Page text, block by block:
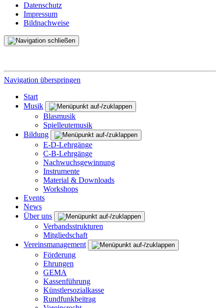
Datenschutz
Impressum
Bildnachweise
Navigation überspringen
Start
Musik
Blasmusik
Spielleutemusik
Bildung
E-D-Lehrgänge
C-B-Lehrgänge
Nachwuchsgewinnung
Instrumente
Material & Downloads
Workshops
Events
News
Über uns
Verbandsstrukturen
Mitgliedschaft
Vereinsmanagement
Förderung
Ehrungen
GEMA
Kassenführung
Künstlersozialkasse
Rundfunkbeitrag